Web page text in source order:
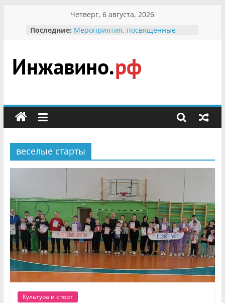
содержимому
Четверг, 6 августа, 2026
Последние: Мероприятия, посвященные
гражданин Инжавинского округа»
участнице Великой
Отечественной, фронтовичке
Безопасность в сети Интернет
мероприятии «Сохраним
первоцветы!»
В вольере Воронинского
заповедника родились крапчатые
суслики
Инжавино.рф
сельский
портал
веселые старты
Культура и спорт